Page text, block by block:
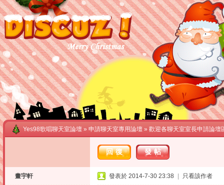
Yes98歌唱聊天室論壇 » 申請聊天室專用論壇 » 歡迎各聊天室室長申請論壇
回復 發帖
畫宇軒 發表於 2014-7-30 23:38 只看該作者